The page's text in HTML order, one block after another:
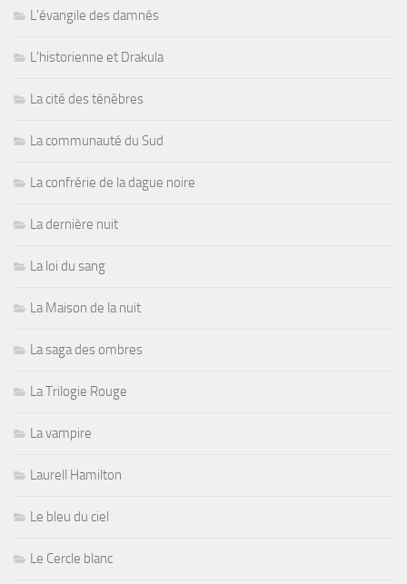
L'évangile des damnés
L'historienne et Drakula
La cité des ténèbres
La communauté du Sud
La confrérie de la dague noire
La dernière nuit
La loi du sang
La Maison de la nuit
La saga des ombres
La Trilogie Rouge
La vampire
Laurell Hamilton
Le bleu du ciel
Le Cercle blanc